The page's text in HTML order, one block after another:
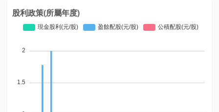
股利政策(所屬年度)